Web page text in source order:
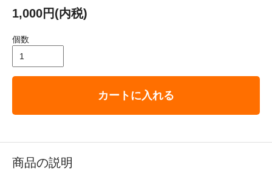
1,000円(内税)
個数
カートに入れる
商品の説明